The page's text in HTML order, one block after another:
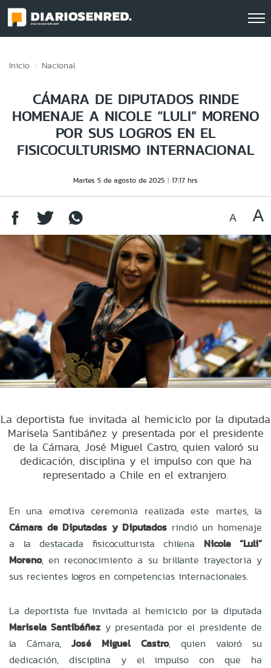
Inicio Nacional
CÁMARA DE DIPUTADOS RINDE
HOMENAJE A NICOLE “LULI” MORENO
POR SUS LOGROS EN EL
FISICOCULTURISMO INTERNACIONAL
Martes 5 de agosto de 2025 17:17 hrs
La deportista fue invitada al hemiciclo por la diputada
Marisela Santibáñez y presentada por el presidente
de la Cámara, José Miguel Castro, quien valoró su
dedicación, disciplina y el impulso con que ha
representado a Chile en el extranjero.
En una emotiva ceremonia realizada este martes, la
Cámara de Diputadas y Diputados rindió un homenaje
a la destacada fisicoculturista chilena Nicole “Luli”
Moreno, en reconocimiento a su brillante trayectoria y
sus recientes logros en competencias internacionales.
La deportista fue invitada al hemiciclo por la diputada
Marisela Santibáñez y presentada por el presidente de
la Cámara, José Miguel Castro, quien valoró su
dedicación, disciplina y el impulso con que ha